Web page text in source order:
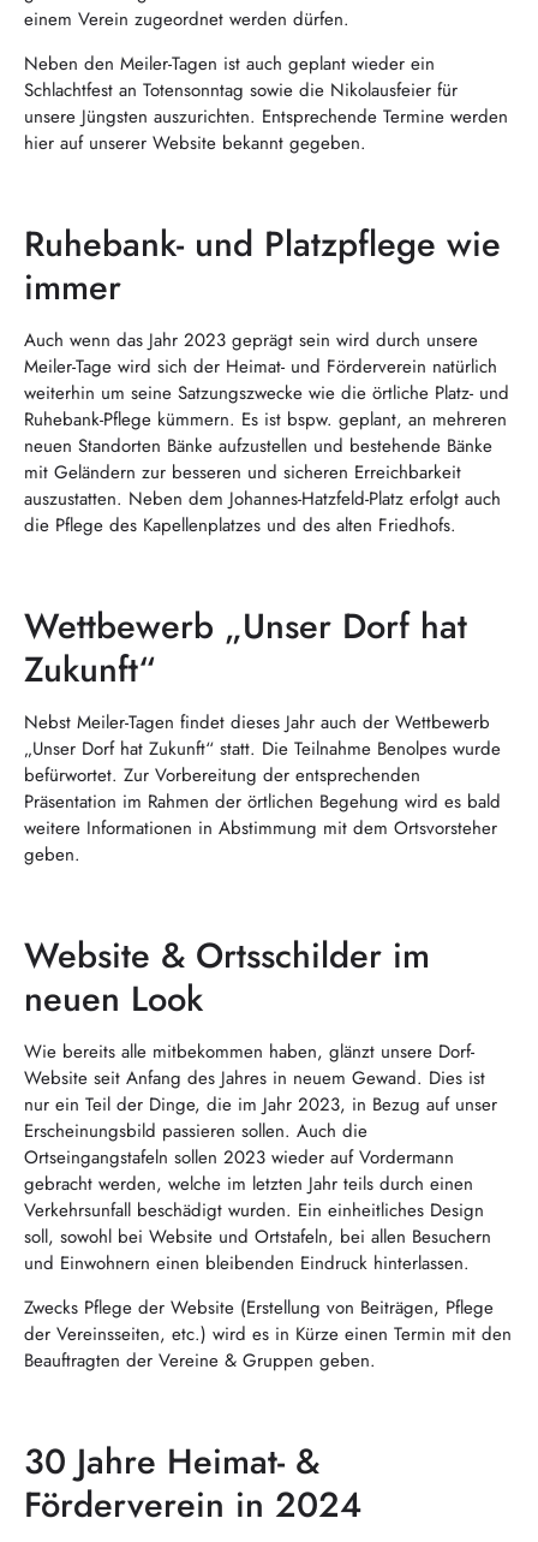
einem Verein zugeordnet werden dürfen.
Neben den Meiler-Tagen ist auch geplant wieder ein
Schlachtfest an Totensonntag sowie die Nikolausfeier für
unsere Jüngsten auszurichten. Entsprechende Termine werden
hier auf unserer Website bekannt gegeben.
Ruhebank- und Platzpflege wie
immer
Auch wenn das Jahr 2023 geprägt sein wird durch unsere
Meiler-Tage wird sich der Heimat- und Förderverein natürlich
weiterhin um seine Satzungszwecke wie die örtliche Platz- und
Ruhebank-Pflege kümmern. Es ist bspw. geplant, an mehreren
neuen Standorten Bänke aufzustellen und bestehende Bänke
mit Geländern zur besseren und sicheren Erreichbarkeit
auszustatten. Neben dem Johannes-Hatzfeld-Platz erfolgt auch
die Pflege des Kapellenplatzes und des alten Friedhofs.
Wettbewerb „Unser Dorf hat
Zukunft“
Nebst Meiler-Tagen findet dieses Jahr auch der Wettbewerb
„Unser Dorf hat Zukunft“ statt. Die Teilnahme Benolpes wurde
befürwortet. Zur Vorbereitung der entsprechenden
Präsentation im Rahmen der örtlichen Begehung wird es bald
weitere Informationen in Abstimmung mit dem Ortsvorsteher
geben.
Website & Ortsschilder im
neuen Look
Wie bereits alle mitbekommen haben, glänzt unsere Dorf-
Website seit Anfang des Jahres in neuem Gewand. Dies ist
nur ein Teil der Dinge, die im Jahr 2023, in Bezug auf unser
Erscheinungsbild passieren sollen. Auch die
Ortseingangstafeln sollen 2023 wieder auf Vordermann
gebracht werden, welche im letzten Jahr teils durch einen
Verkehrsunfall beschädigt wurden. Ein einheitliches Design
soll, sowohl bei Website und Ortstafeln, bei allen Besuchern
und Einwohnern einen bleibenden Eindruck hinterlassen.
Zwecks Pflege der Website (Erstellung von Beiträgen, Pflege
der Vereinsseiten, etc.) wird es in Kürze einen Termin mit den
Beauftragten der Vereine & Gruppen geben.
30 Jahre Heimat- &
Förderverein in 2024